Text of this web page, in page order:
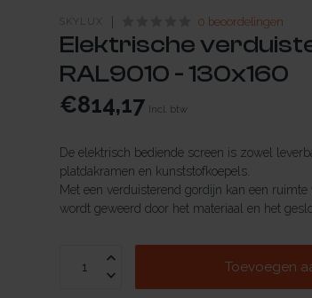
SKYLUX 0 beoordelingen
Elektrische
RAL9010 - 130x160
€814,17 Incl. btw
De elektrisch bediende screen is zowel
platdakramen en kunststofkoepels.
Met een verduisterend gordijn kan een
wordt geweerd door het materiaal en het
Toevoegen